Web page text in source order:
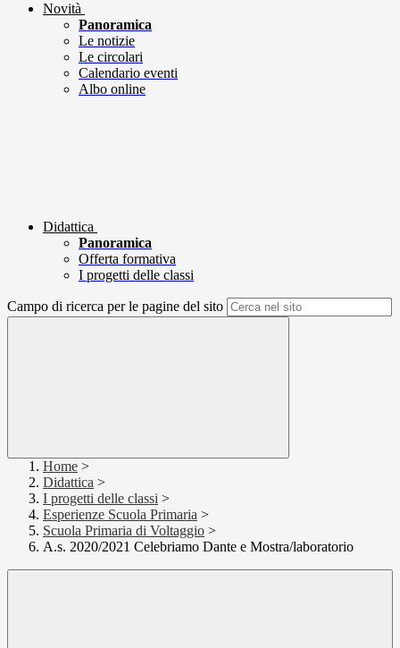
Novità
Panoramica
Le notizie
Le circolari
Calendario eventi
Albo online
Didattica
Panoramica
Offerta formativa
I progetti delle classi
Campo di ricerca per le pagine del sito
Home >
Didattica >
I progetti delle classi >
Esperienze Scuola Primaria >
Scuola Primaria di Voltaggio >
A.s. 2020/2021 Celebriamo Dante e Mostra/laboratorio